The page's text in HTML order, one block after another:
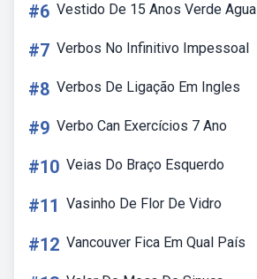
#6 Vestido De 15 Anos Verde Agua
#7 Verbos No Infinitivo Impessoal
#8 Verbos De Ligação Em Ingles
#9 Verbo Can Exercícios 7 Ano
#10 Veias Do Braço Esquerdo
#11 Vasinho De Flor De Vidro
#12 Vancouver Fica Em Qual País